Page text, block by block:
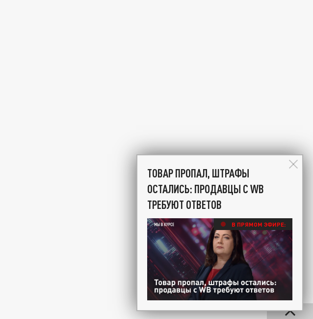
ТОВАР ПРОПАЛ, ШТРАФЫ
ОСТАЛИСЬ: ПРОДАВЦЫ С WB
ТРЕБУЮТ ОТВЕТОВ
В ПРЯМОМ ЭФИРЕ: